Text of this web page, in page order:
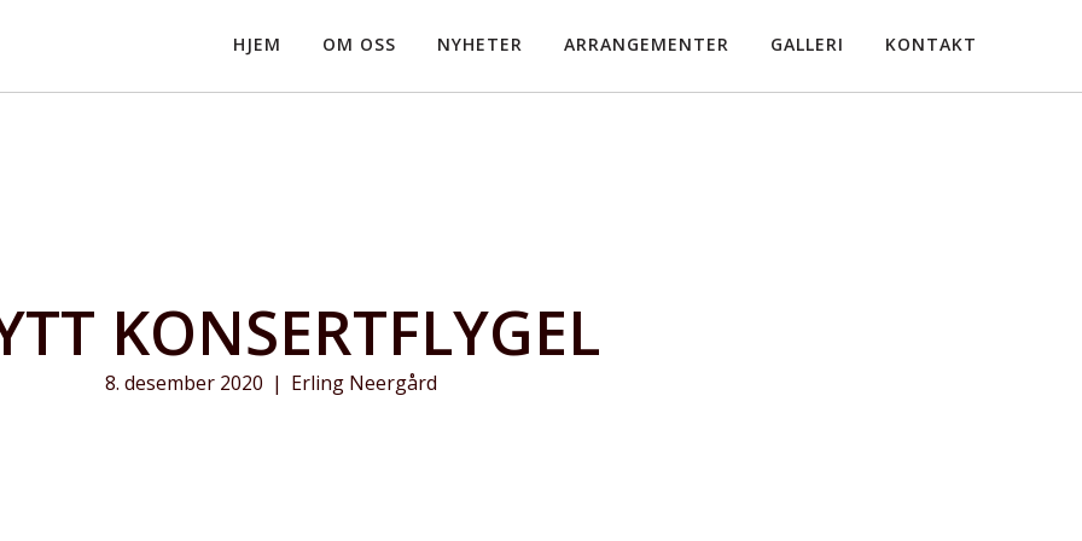
HJEM OM OSS NYHETER ARRANGEMENTER GALLERI KONTAKT
KONSERTFLYGEL
8. desember 2020 | Erling Neergård